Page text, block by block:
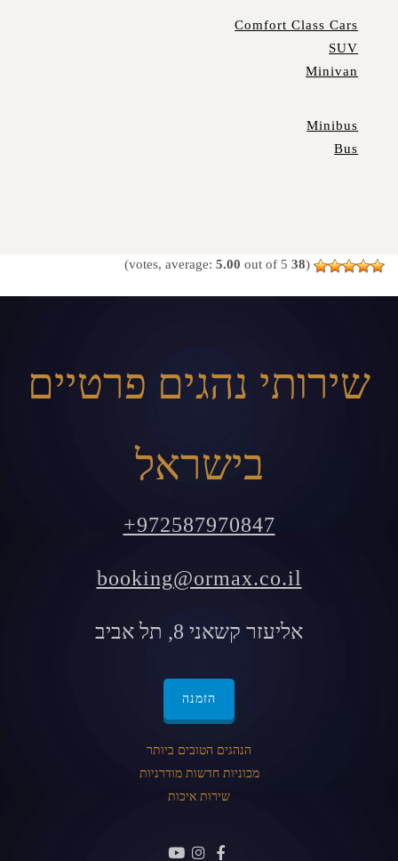
Comfort Class Cars
SUV
Minivan
Minibus
Bus
(
38
5.00 out of 5)
שירותי נהגים פרטיים
בישראל
+972587970847
booking@ormax.co.il
אליעזר קשאני 8, תל אביב
הזמנה
הנהגים הטובים ביותר
מכוניות חדשות מודרניות
שירות איכות